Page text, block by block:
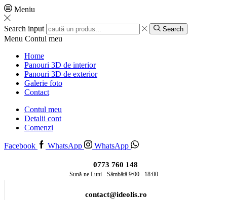
Meniu
Search input Search
Menu Contul meu
Home
Panouri 3D de interior
Panouri 3D de exterior
Galerie foto
Contact
Contul meu
Detalii cont
Comenzi
Facebook WhatsApp WhatsApp
0773 760 148
Sună-ne Luni - Sâmbătă 9:00 - 18:00
contact@ideolis.ro